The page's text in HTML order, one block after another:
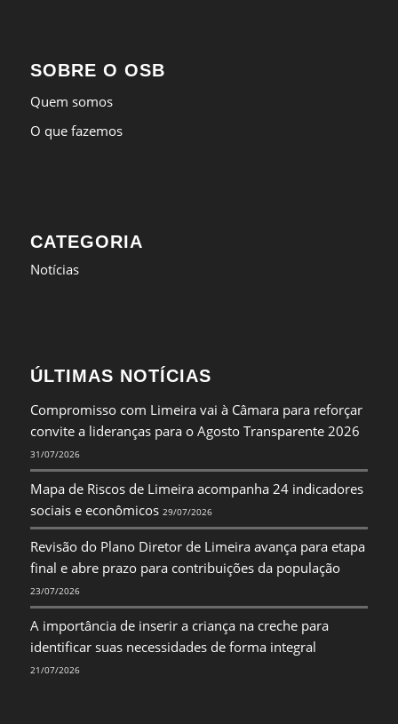
SOBRE O OSB
Quem somos
O que fazemos
CATEGORIA
Notícias
ÚLTIMAS NOTÍCIAS
Compromisso com Limeira vai à Câmara para reforçar
convite a lideranças para o Agosto Transparente 2026
31/07/2026
Mapa de Riscos de Limeira acompanha 24 indicadores
sociais e econômicos 29/07/2026
Revisão do Plano Diretor de Limeira avança para etapa
final e abre prazo para contribuições da população
23/07/2026
A importância de inserir a criança na creche para
identificar suas necessidades de forma integral
21/07/2026